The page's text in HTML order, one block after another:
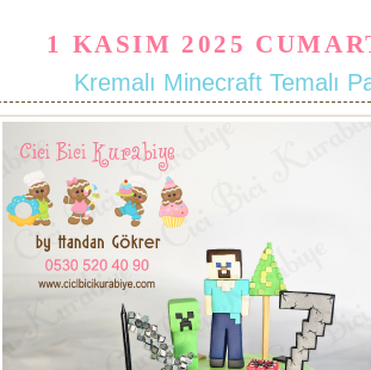
1 KASIM 2025
Kremalı Minecraft Temalı